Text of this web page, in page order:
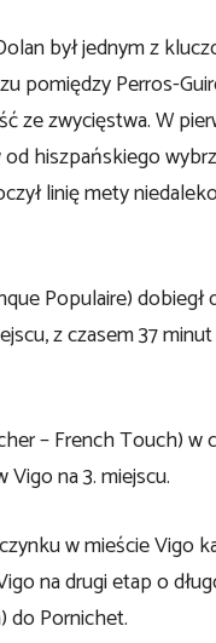
był jednym z
pomiędzy Perros-
ze zwycięstwa. W
hiszpańskiego
linię mety
Populaire) dobiegł
z czasem 37
– French Touch) w
na 3. miejscu.
w mieście Vigo
na drugi etap o
do Pornichet.